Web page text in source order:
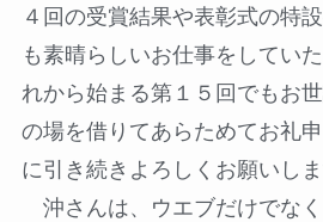
４回の受賞結果や表彰式の特
も素晴らしいお仕事をしてい
れから始まる第１５回でもお
の場を借りてあらためてお礼
に引き続きよろしくお願いしま
沖さんは、ウエブだけでな